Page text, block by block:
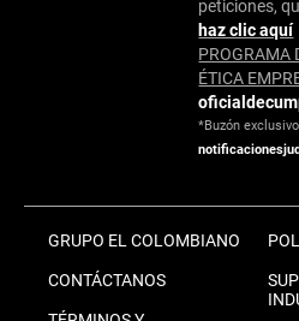
peticiones,
haz clic aquí
PROGRAMA
ÉTICA
*Buzón
GRUPO EL COLOMBIANO
CONTÁCTANOS